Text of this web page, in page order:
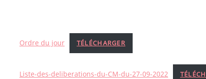
Ordre du jour TÉLÉCHARGER
Liste-des-deliberations-du-CM-du-27-09-2022